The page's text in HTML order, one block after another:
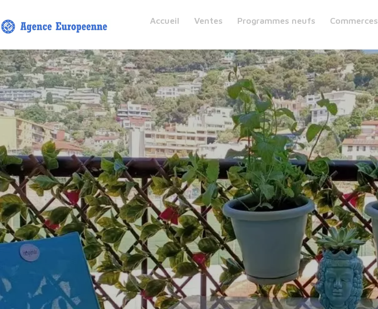
Accueil Ventes Programmes neufs Commerces